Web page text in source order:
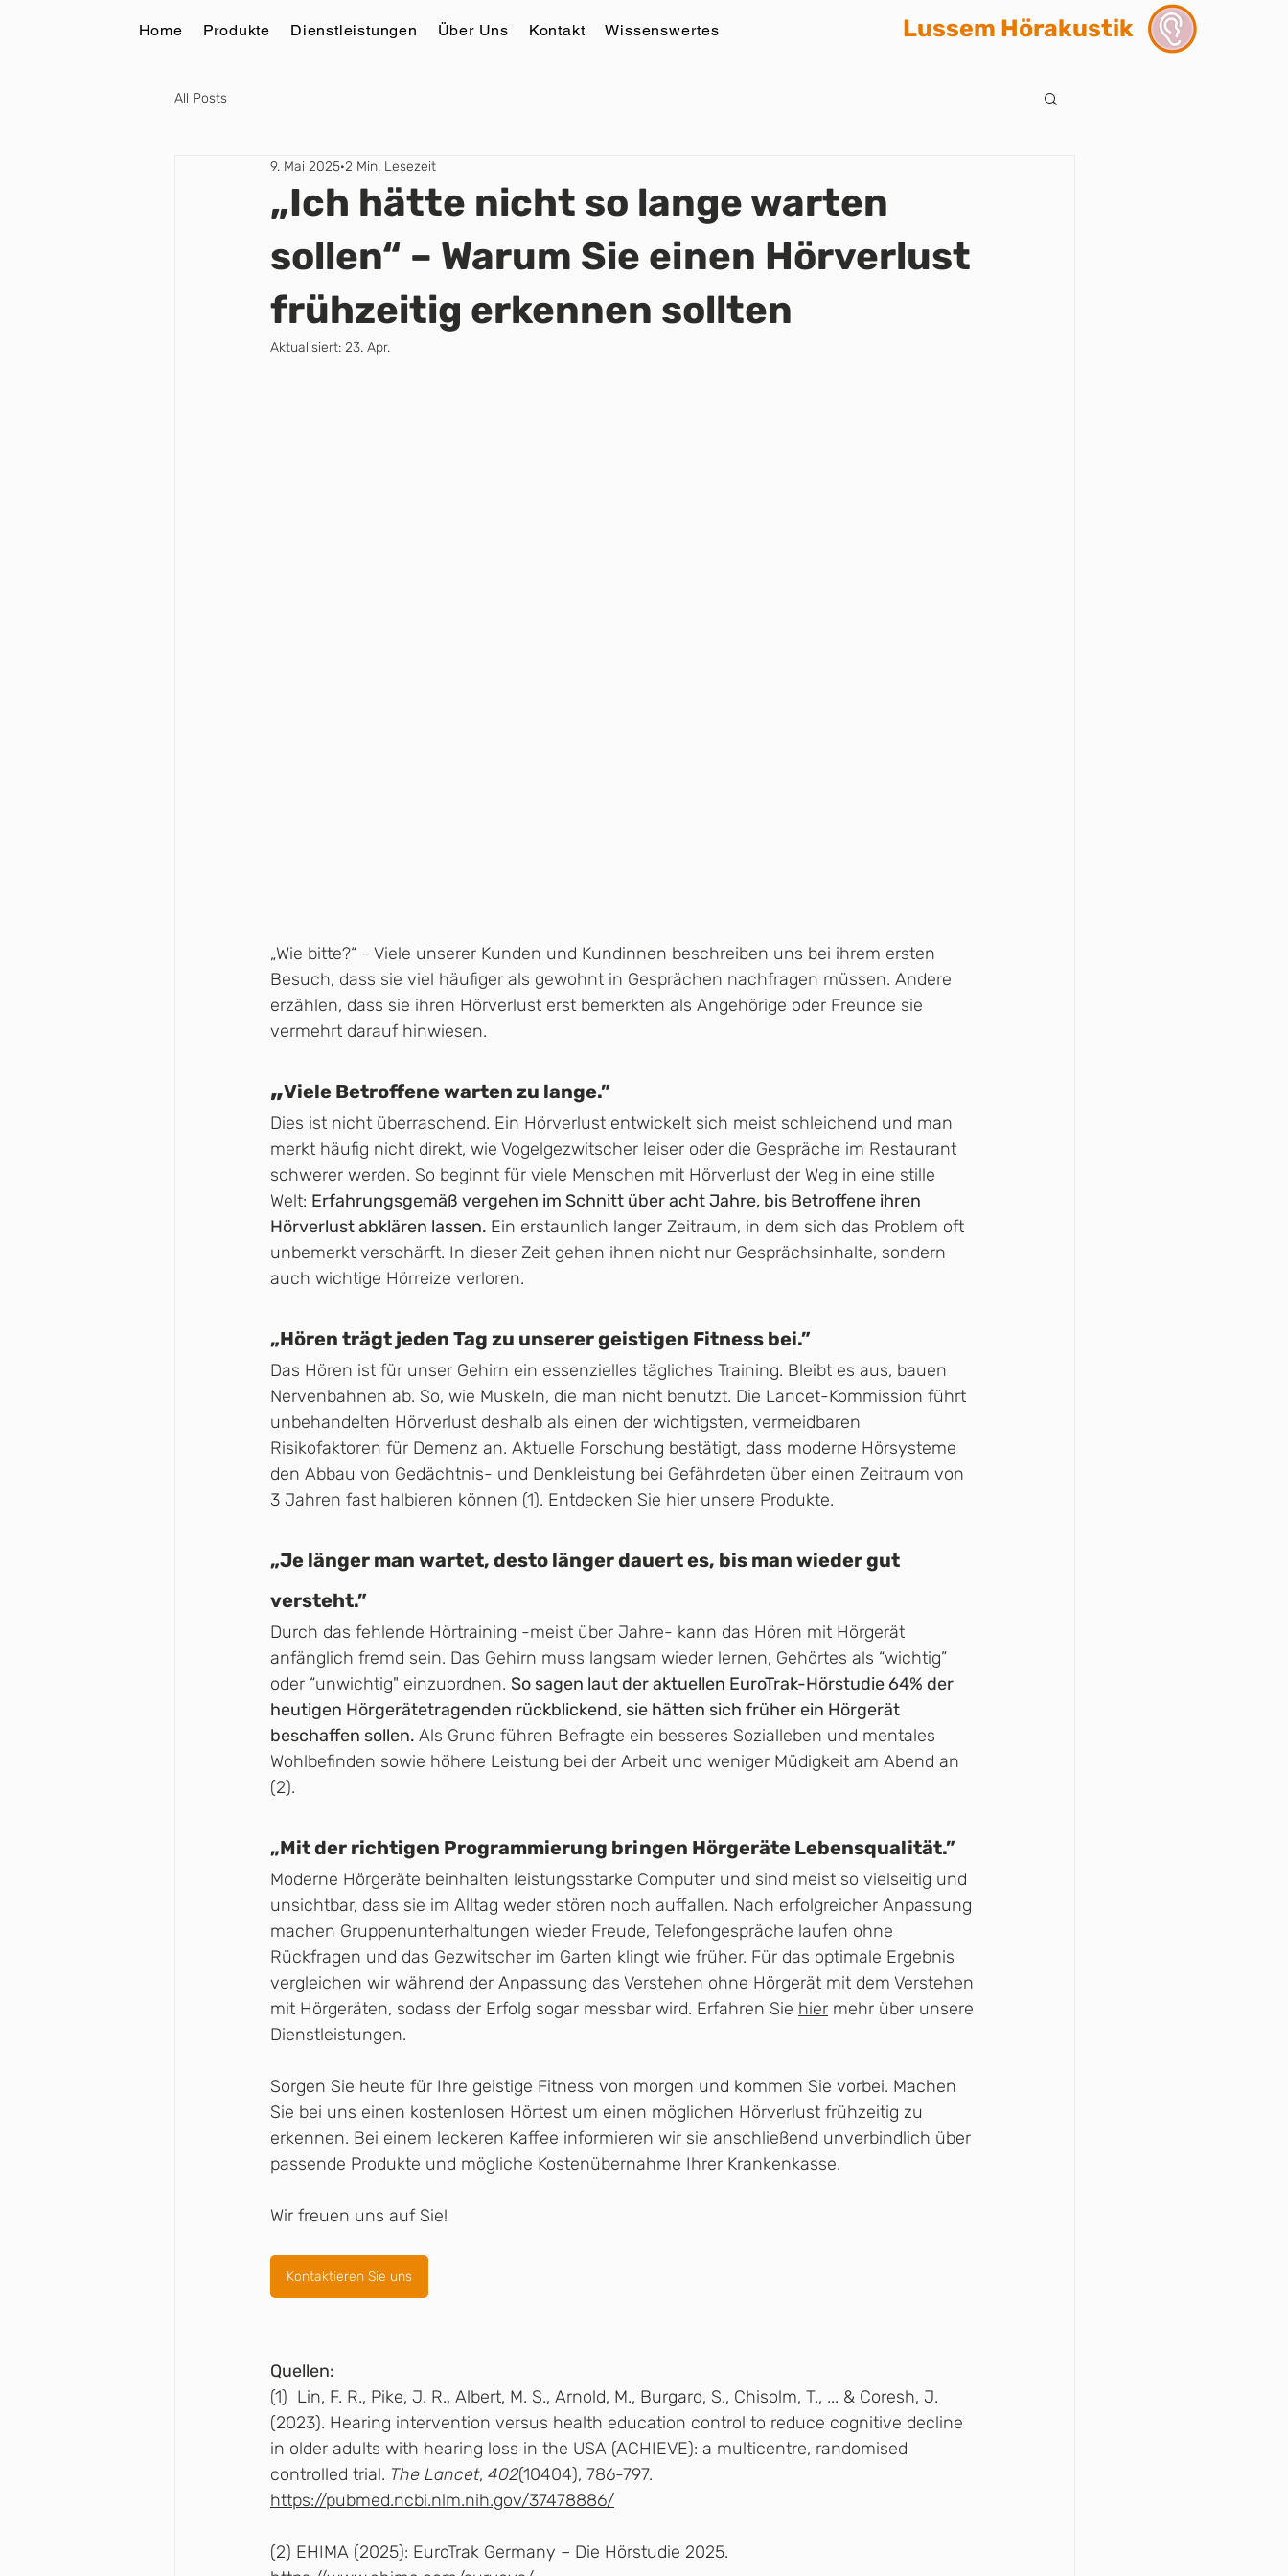
Home Produkte Dienstleistungen Über Uns Kontakt Wissenswertes Lussem Hörakustik
All Posts
„Ich hätte nicht so lange warten
sollen“ – Warum Sie einen Hörverlust
frühzeitig erkennen sollten
9. Mai 2025 2 Min. Lesezeit
Aktualisiert: 23. Apr.
„Wie bitte?“ - Viele unserer Kunden und Kundinnen beschreiben uns bei ihrem ersten
Besuch, dass sie viel häufiger als gewohnt in Gesprächen nachfragen müssen. Andere
erzählen, dass sie ihren Hörverlust erst bemerkten als Angehörige oder Freunde sie
vermehrt darauf hinwiesen.
„Viele Betroffene warten zu lange.”
Dies ist nicht überraschend. Ein Hörverlust entwickelt sich meist schleichend und man
merkt häufig nicht direkt, wie Vogelgezwitscher leiser oder die Gespräche im Restaurant
schwerer werden. So beginnt für viele Menschen mit Hörverlust der Weg in eine stille
Welt: Erfahrungsgemäß vergehen im Schnitt über acht Jahre, bis Betroffene ihren
Hörverlust abklären lassen. Ein erstaunlich langer Zeitraum, in dem sich das Problem oft
unbemerkt verschärft. In dieser Zeit gehen ihnen nicht nur Gesprächsinhalte, sondern
auch wichtige Hörreize verloren.
„Hören trägt jeden Tag zu unserer geistigen Fitness bei.”
Das Hören ist für unser Gehirn ein essenzielles tägliches Training. Bleibt es aus, bauen
Nervenbahnen ab. So, wie Muskeln, die man nicht benutzt. Die Lancet-Kommission führt
unbehandelten Hörverlust deshalb als einen der wichtigsten, vermeidbaren
Risikofaktoren für Demenz an. Aktuelle Forschung bestätigt, dass moderne Hörsysteme
den Abbau von Gedächtnis- und Denkleistung bei Gefährdeten über einen Zeitraum von
3 Jahren fast halbieren können (1). Entdecken Sie hier unsere Produkte.
„Je länger man wartet, desto länger dauert es, bis man wieder gut
versteht.”
Durch das fehlende Hörtraining -meist über Jahre- kann das Hören mit Hörgerät
anfänglich fremd sein. Das Gehirn muss langsam wieder lernen, Gehörtes als “wichtig”
oder “unwichtig" einzuordnen. So sagen laut der aktuellen EuroTrak-Hörstudie 64% der
heutigen Hörgerätetragenden rückblickend, sie hätten sich früher ein Hörgerät
beschaffen sollen. Als Grund führen Befragte ein besseres Sozialleben und mentales
Wohlbefinden sowie höhere Leistung bei der Arbeit und weniger Müdigkeit am Abend an
(2).
„Mit der richtigen Programmierung bringen Hörgeräte Lebensqualität.”
Moderne Hörgeräte beinhalten leistungsstarke Computer und sind meist so vielseitig und
unsichtbar, dass sie im Alltag weder stören noch auffallen. Nach erfolgreicher Anpassung
machen Gruppenunterhaltungen wieder Freude, Telefongespräche laufen ohne
Rückfragen und das Gezwitscher im Garten klingt wie früher. Für das optimale Ergebnis
vergleichen wir während der Anpassung das Verstehen ohne Hörgerät mit dem Verstehen
mit Hörgeräten, sodass der Erfolg sogar messbar wird. Erfahren Sie hier mehr über unsere
Dienstleistungen.
Sorgen Sie heute für Ihre geistige Fitness von morgen und kommen Sie vorbei. Machen
Sie bei uns einen kostenlosen Hörtest um einen möglichen Hörverlust frühzeitig zu
erkennen. Bei einem leckeren Kaffee informieren wir sie anschließend unverbindlich über
passende Produkte und mögliche Kostenübernahme Ihrer Krankenkasse.
Wir freuen uns auf Sie!
Kontaktieren Sie uns
Quellen:
(1)  Lin, F. R., Pike, J. R., Albert, M. S., Arnold, M., Burgard, S., Chisolm, T., ... & Coresh, J.
(2023). Hearing intervention versus health education control to reduce cognitive decline
in older adults with hearing loss in the USA (ACHIEVE): a multicentre, randomised
controlled trial. The Lancet, 402(10404), 786-797.
https://pubmed.ncbi.nlm.nih.gov/37478886/
(2) EHIMA (2025): EuroTrak Germany – Die Hörstudie 2025.